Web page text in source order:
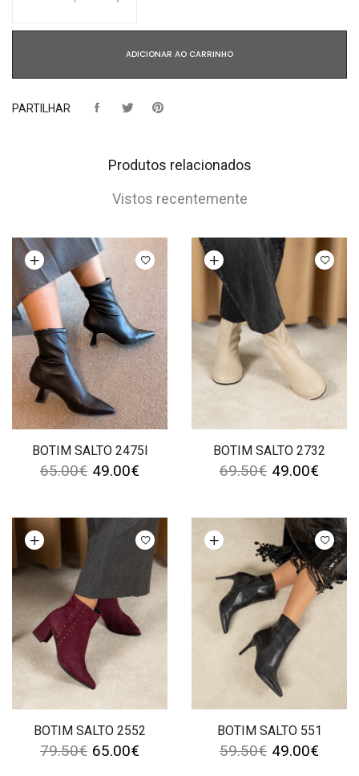
ADICIONAR AO CARRINHO
PARTILHAR
Produtos relacionados
Vistos recentemente
BOTIM SALTO 2475I
opções
65.00€ 49.00€
BOTIM SALTO 2732
Ver opções
69.50€ 49.00€
BOTIM SALTO 2552
opções
79.50€ 65.00€
BOTIM SALTO 551
Ver opções
59.50€ 49.00€